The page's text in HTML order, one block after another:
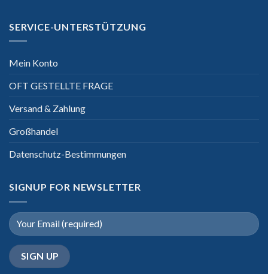
SERVICE-UNTERSTÜTZUNG
Mein Konto
OFT GESTELLTE FRAGE
Versand & Zahlung
Großhandel
Datenschutz-Bestimmungen
SIGNUP FOR NEWSLETTER